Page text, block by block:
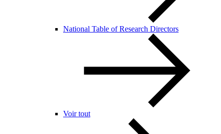
National Table of Research Directors
Voir tout